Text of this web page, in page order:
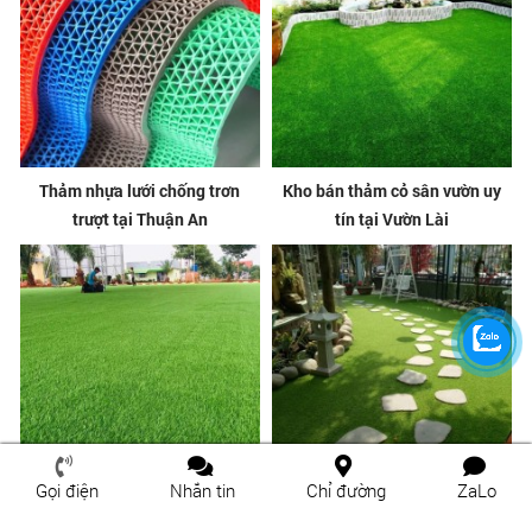
Thảm nhựa lưới chống trơn
trượt tại Thuận An
Kho bán thảm cỏ sân vườn uy
tín tại Vườn Lài
Gọi điện Nhắn tin Chỉ đường ZaLo